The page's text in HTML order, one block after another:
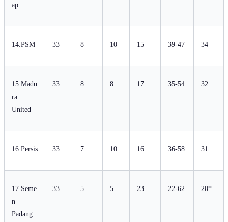
ap
14.PSM 33 8 10 15 39-47 34
15.Madu
ra
United
33 8 8 17 35-54 32
16.Persis 33 7 10 16 36-58 31
17.Seme
n
Padang
33 5 5 23 22-62 20*